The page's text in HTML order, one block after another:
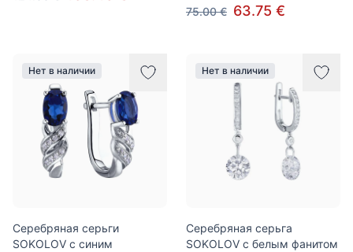
75.00 € 63.75 €
Нет в наличии
Серебряная серьги
SOKOLOV с синим
Нет в наличии
Серебряная серьга
SOKOLOV с белым фанитом